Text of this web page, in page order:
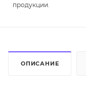
продукции.
ОПИСАНИЕ